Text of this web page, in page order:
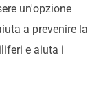
un'opzione
a prevenire la
e aiuta i